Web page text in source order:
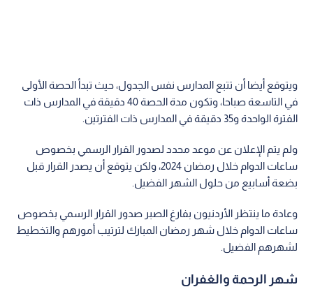
ويتوقع أيضا أن تتبع المدارس نفس الجدول، حيث تبدأ الحصة الأولى
في التاسعة صباحا، وتكون مدة الحصة 40 دقيقة في المدارس ذات
الفترة الواحدة و35 دقيقة في المدارس ذات الفترتين.
ولم يتم الإعلان عن موعد محدد لصدور القرار الرسمي بخصوص
ساعات الدوام خلال رمضان 2024، ولكن يتوقع أن يصدر القرار قبل
بضعة أسابيع من حلول الشهر الفضيل.
وعادة ما ينتظر الأردنيون بفارغ الصبر صدور القرار الرسمي بخصوص
ساعات الدوام خلال شهر رمضان المبارك لترتيب أمورهم والتخطيط
لشهرهم الفضيل.
شهر الرحمة والغفران